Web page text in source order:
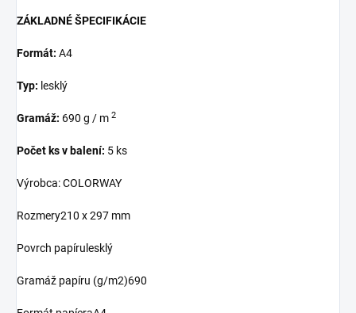
ZÁKLADNÉ ŠPECIFIKÁCIE
Formát: A4
Typ: lesklý
Gramáž: 690 g / m 2
Počet ks v balení: 5 ks
Výrobca: COLORWAY
Rozmery210 x 297 mm
Povrch papírulesklý
Gramáž papíru (g/m2)690